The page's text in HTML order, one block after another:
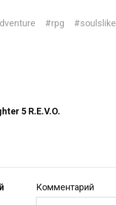
#rpg #soulslike
5 R.E.V.O.
Комментарий